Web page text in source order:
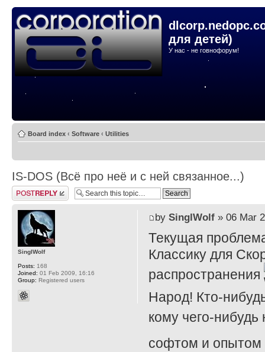
для детей)
У нас - не говнофорум!
Board index ‹ Software ‹ Utilities
IS-DOS (Всё про неё и с ней связанное...)
Post a reply
by SinglWolf» 06 Mar
Текущая
Классику для
распространения
Народ! Кто-
кому чего-
софтом и опытом
SinglWolf
Posts: 168
Joined: 01 Feb 2009, 16:16
Group: Registered users